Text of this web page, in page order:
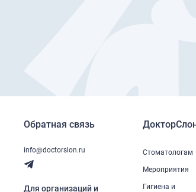
Обратная связь
info@doctorslon.ru
Для организаций и
Стоматологам
Мероприятия
Гигиена и